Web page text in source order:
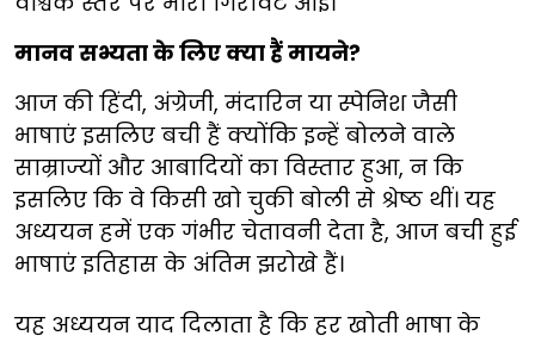
मानव सभ्यता के लिए क्या हैं मायने?
आज की हिंदी, अंग्रेजी, मंदारिन या स्पेनिश जैसी
भाषाएं इसलिए बची हैं क्योंकि इन्हें बोलने वाले
साम्राज्यों और आबादियों का विस्तार हुआ, न कि
इसलिए कि वे किसी खो चुकी बोली से श्रेष्ठ थीं। यह
अध्ययन हमें एक गंभीर चेतावनी देता है, आज बची हुई
भाषाएं इतिहास के अंतिम झरोखे हैं।
यह अध्ययन याद दिलाता है कि हर खोती भाषा के